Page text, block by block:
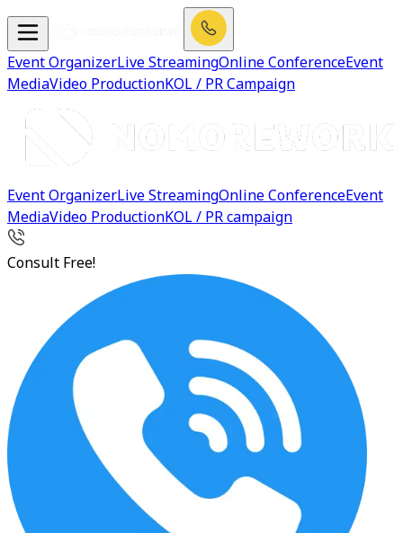
Event OrganizerLive StreamingOnline ConferenceEvent
MediaVideo ProductionKOL / PR Campaign
Event OrganizerLive StreamingOnline ConferenceEvent
MediaVideo ProductionKOL / PR campaign
Consult Free!